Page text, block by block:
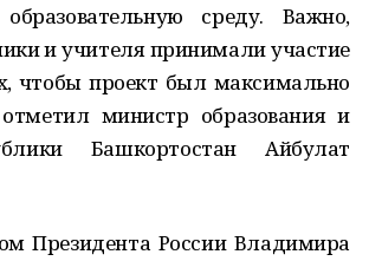
среду. Важно,
и учителя принимали участие
чтобы проект был максимально
министр образования и
Башкортостан Айбулат
Президента России Владимира